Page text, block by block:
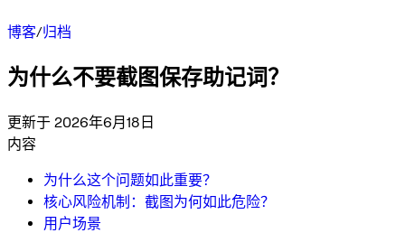
博客/归档
为什么不要截图保存助记词？
更新于 2026年6月18日
内容
为什么这个问题如此重要？
核心风险机制：截图为何如此危险？
用户场景